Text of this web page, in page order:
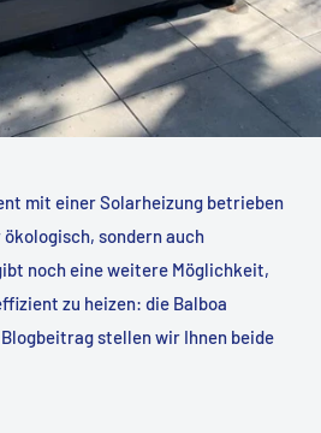
mit einer Solarheizung betrieben
sondern auch
noch eine weitere Möglichkeit,
zu heizen: die Balboa
stellen wir Ihnen beide